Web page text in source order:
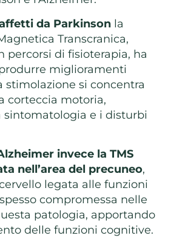
da Parkinson la
Transcranica,
percorsi di fisioterapia, ha
miglioramenti
stimolazione si concentra
corteccia motoria,
sintomatologia e i disturbi
invece la TMS
nell’area del precuneo,
legata alle funzioni
compromessa nelle
patologia, apportando
delle funzioni cognitive.